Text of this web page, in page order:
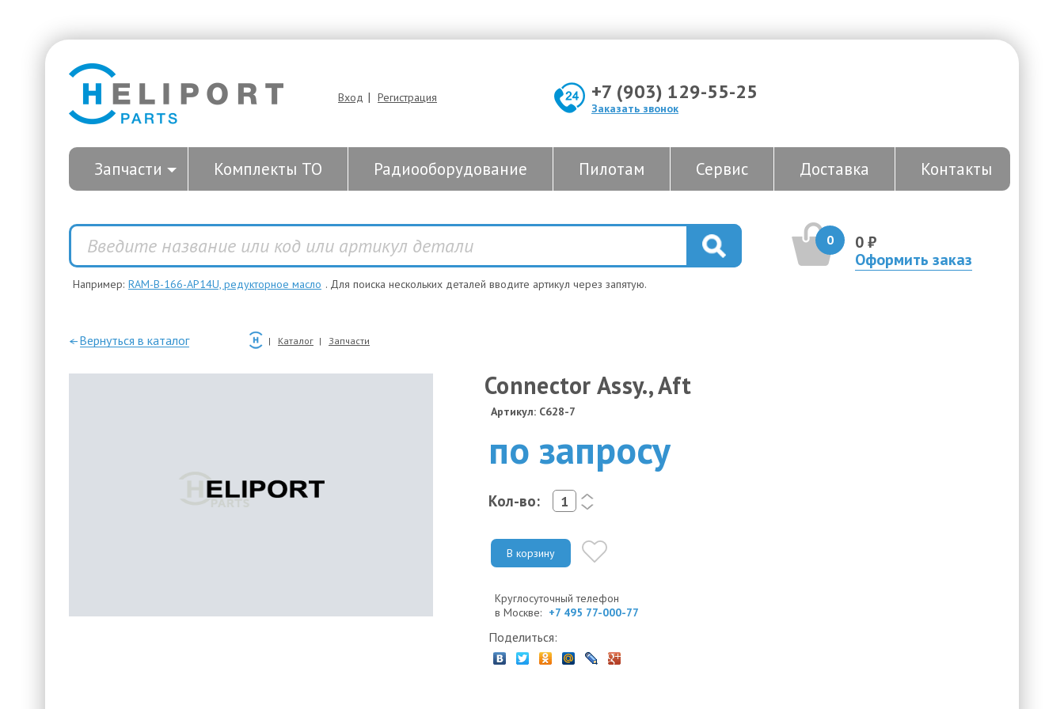
Вход | Регистрация +7 (903) 129-55-25
Заказать звонок
Запчасти Комплекты ТО Радиооборудование Пилотам Сервис Доставка Контакты
0
0 ₽
Оформить заказ
Например: RAM-B-166-AP14U, редукторное масло . Для поиска нескольких деталей вводите артикул через запятую.
—Вернуться в каталог Каталог Запчасти
Connector Assy., Aft
Артикул: C628-7
по запросу
Кол-во:
<
>
В корзину
Круглосуточный телефон
в Москве: +7 495 77-000-77
Поделиться: